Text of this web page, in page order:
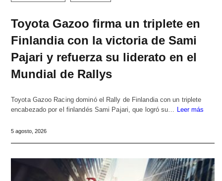
Toyota Gazoo firma un triplete en
Finlandia con la victoria de Sami
Pajari y refuerza su liderato en el
Mundial de Rallys
Toyota Gazoo Racing dominó el Rally de Finlandia con un triplete
encabezado por el finlandés Sami Pajari, que logró su… Leer más
5 agosto, 2026